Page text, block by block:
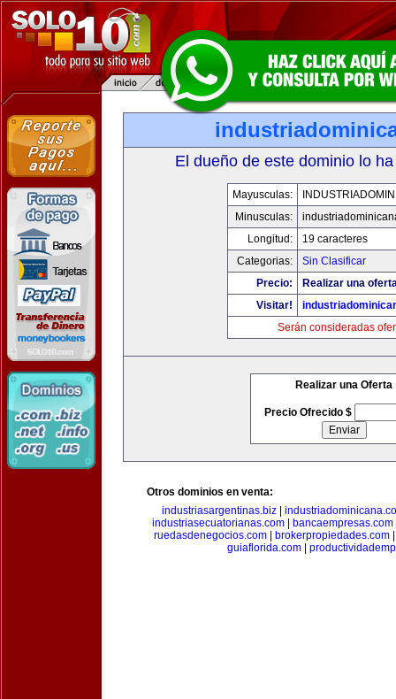
El dueño de este dominio lo
Mayusculas:
Minusculas:
Longitud:
19 caracteres
Categorias:
Sin Clasificar
Precio:
Realizar una
Visitar!
Serán consideradas
Realizar una Oferta
Precio Ofrecido $
Otros dominios en venta:
industriasargentinas.biz
industriasecuatorianas.com
bancaempresas.com
ruedasdenegocios.com| brokerpropiedades.com
guiaflorida.com